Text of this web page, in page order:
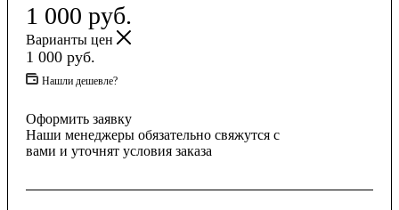
1 000 руб.
Варианты цен
1 000 руб.
Нашли дешевле?
Оформить заявку
Наши менеджеры обязательно свяжутся с
вами и уточнят условия заказа